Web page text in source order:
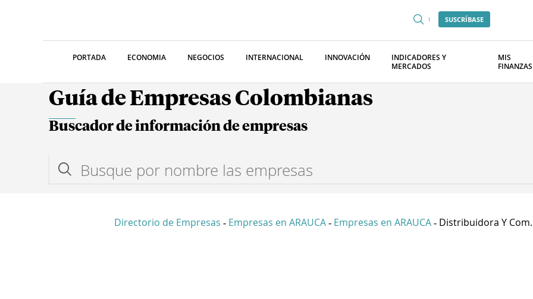
SUSCRÍBASE
PORTADA ECONOMIA NEGOCIOS INTERNACIONAL INNOVACIÓN
INDICADORES Y
MERCADOS
MIS
FINANZAS
Guía de Empresas Colombianas
Buscador de información de empresas
Directorio de Empresas - Empresas en ARAUCA - Empresas en ARAUCA - Distribuidora Y